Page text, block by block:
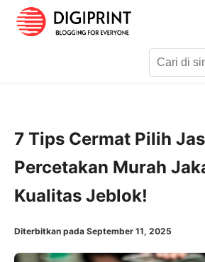
7 Tips Cermat Pilih
Percetakan Murah
Kualitas Jeblok!
Diterbitkan pada September 11, 2025